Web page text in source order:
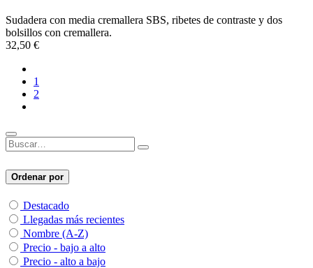
Sudadera con media cremallera SBS, ribetes de contraste y dos
bolsillos con cremallera.
32,50 €
1
2
Ordenar por
Destacado
Llegadas más recientes
Nombre (A-Z)
Precio - bajo a alto
Precio - alto a bajo